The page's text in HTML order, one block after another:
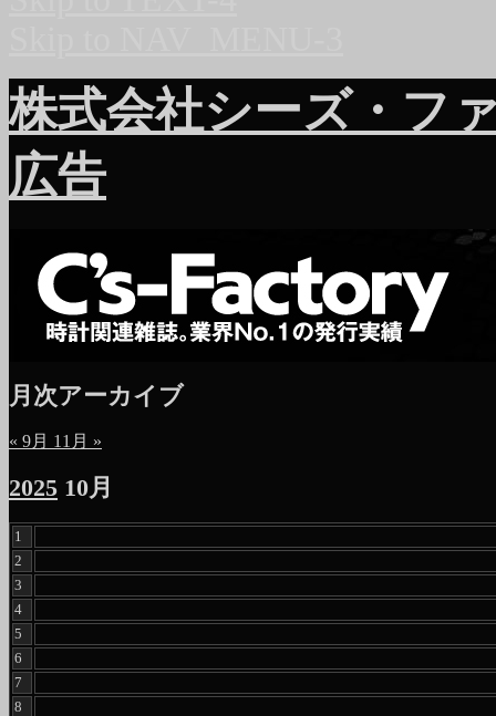
株式会社シーズ・フ
広告
月次アーカイブ
« 9月 11月 »
2025 10月
1
2
3
4
5
6
7
8